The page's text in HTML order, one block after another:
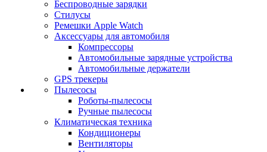
Беспроводные зарядки
Стилусы
Ремешки Apple Watch
Аксессуары для автомобиля
Компрессоры
Автомобильные зарядные устройства
Автомобильные держатели
GPS трекеры
Пылесосы
Роботы-пылесосы
Ручные пылесосы
Климатическая техника
Кондиционеры
Вентиляторы